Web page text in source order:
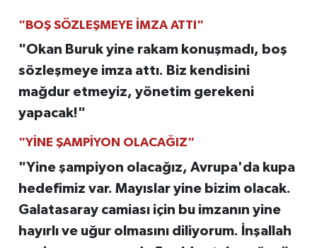
"BOŞ SÖZLEŞMEYE İMZA ATTI"
"Okan Buruk yine rakam konuşmadı, boş
sözleşmeye imza attı. Biz kendisini
mağdur etmeyiz, yönetim gerekeni
yapacak!"
"YİNE ŞAMPİYON OLACAĞIZ"
"Yine şampiyon olacağız, Avrupa'da kupa
hedefimiz var. Mayıslar yine bizim olacak.
Galatasaray camiası için bu imzanın yine
hayırlı ve uğur olmasını diliyorum. İnşallah